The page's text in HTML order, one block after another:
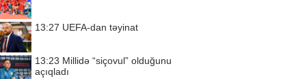
13:27 UEFA-dan təyinat
13:23 Millidə “siçovul” olduğunu
açıqladı